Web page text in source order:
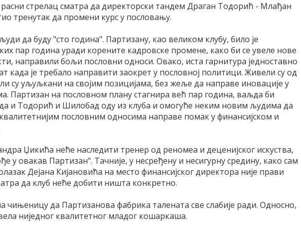
стрелац сматра да директорски тандем Драган Тодорић - Млађан
тренутак да промени курс у пословању.
да буду "сто година". Партизану, као великом клубу, било је
пар година уради корените кадровске промене, како би се увеле нове
направили бољи пословни односи. Овако, иста гарнитура једноставно
када је требало направити заокрет у пословној политици. Живели су од
су уљуљкани на својим позицијама, без жеље да направе иновације у
Партизан на пословном плану стагнира већ пар година, ваљда би
и Тодорић и Шилобад оду из клуба и омогуће неким новим људима да
пословним односима направе помак у финансијском и
Џикића неће наследити тренер од реномеа и деценијског искуства,
у овакав Партизан". Тачније, у несређену и несигурну средину, како сам
Дејана Кијановића на место финансијског директора није прави
да клуб неће добити ништа конкретно.
чињеницу да Партизанова фабрика талената све слабије ради. Односно,
ниједног квалитетног младог кошаркаша.